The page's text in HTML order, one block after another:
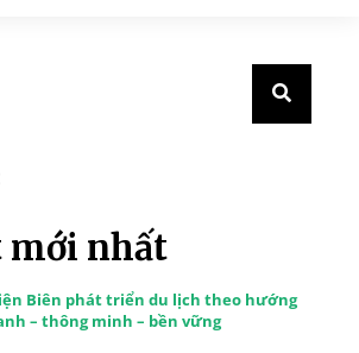
mới nhất
Biên phát triển du lịch theo hướng
– thông minh – bền vững